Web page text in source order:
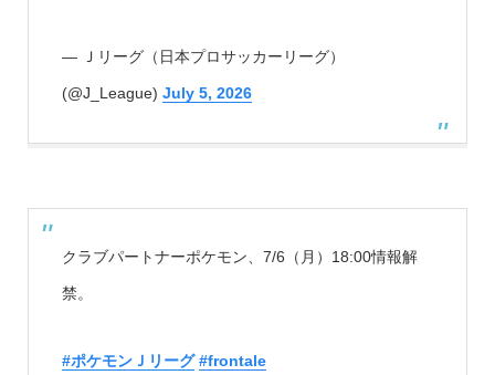
— Ｊリーグ（日本プロサッカーリーグ）
(@J_League) July 5, 2026
クラブパートナーポケモン、7/6（月）18:00情報解
禁。
#ポケモンＪリーグ #frontale